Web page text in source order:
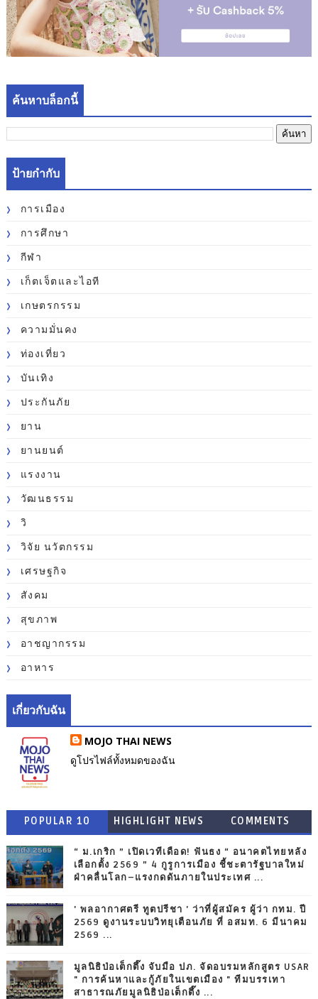
ค้นหาบล็อกนี้
ป้ายกำกับ
การเมือง
การศึกษา
กีฬา
เก็ตเจ็ตและไอที
เกษตรกรรม
ความมั่นคง
ท่องเที่ยว
บันเทิง
ประกันภัย
ยาน
ยานยนต์
แรงงาน
วัฒนธรรม
วิ
วิจัย นวัตกรรม
เศรษฐกิจ
สังคม
สุขภาพ
อาชญากรรม
อาหาร
เกี่ยวกับฉัน
MOJO THAI NEWS
ดูโปรไฟล์ทั้งหมดของฉัน
POPULAR 10 HIGHLIGHT NEWS COMMENTS
“ ม.เกริก ” เปิดเวทีเดือด! ฟันธง “ อนาคตไทยหลัง
เลือกตั้ง 2569 ” 4 กูรูการเมือง ชี้ชะตารัฐบาลใหม่
ฝ่าคลื่นโลก–แรงกดดันภายในประเทศ ...
' พลอากาศตรี ทูตปรีชา ' ว่าที่ผู้สมัคร ผู้ว่า กทม. ปี
2569 ดูงานระบบวิทยุเตือนภัย ที่ อสมท. 6 มีนาคม
2569 ...
มูลนิธิป่อเต็กตึ๊ง จับมือ ปภ. จัดอบรมหลักสูตร USAR
" การค้นหาและกู้ภัยในเขตเมือง " ทีมบรรเทา
สาธารณภัยมูลนิธิป่อเต็กตึ๊ง ...